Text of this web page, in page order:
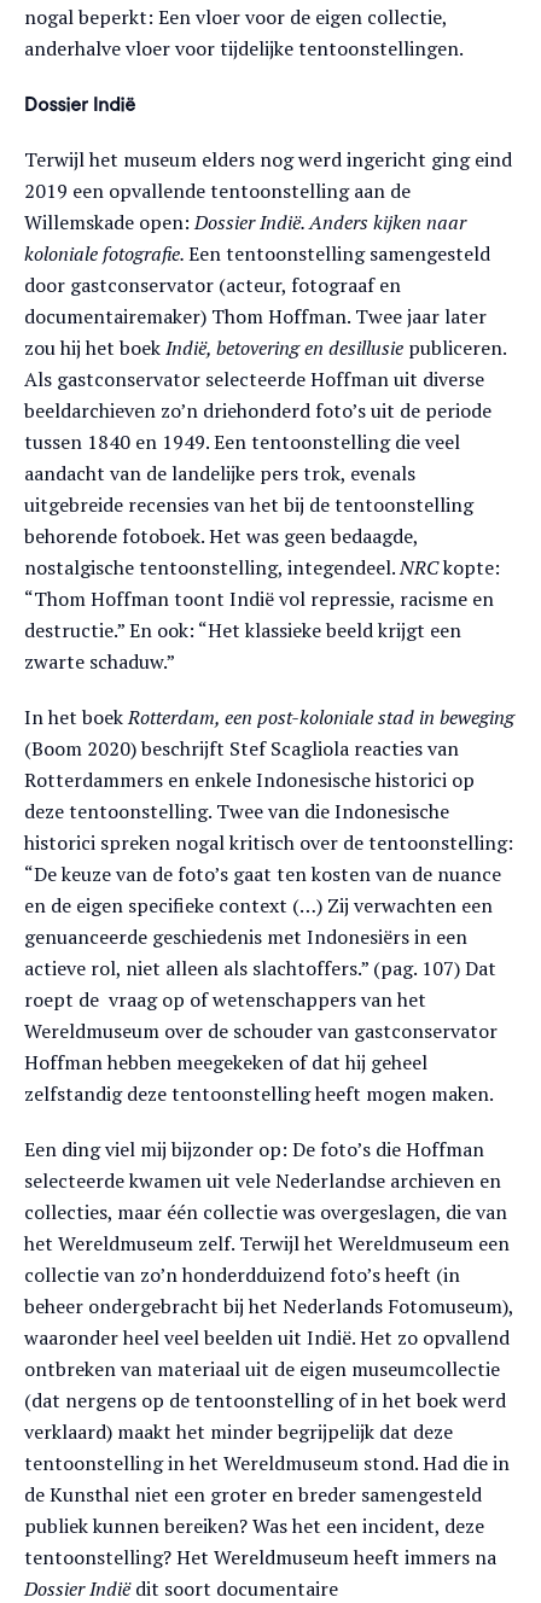
nogal beperkt: Een vloer voor de eigen collectie,
anderhalve vloer voor tijdelijke tentoonstellingen.
Dossier Indië
Terwijl het museum elders nog werd ingericht ging eind
2019 een opvallende tentoonstelling aan de
Willemskade open:Dossier Indië. Anders kijken naar
koloniale fotografie.Een tentoonstelling samengesteld
door gastconservator (acteur, fotograaf en
documentairemaker) Thom Hoffman. Twee jaar later
zou hij het boekIndië, betovering en desillusie publiceren.
Als gastconservator selecteerde Hoffman uit diverse
beeldarchieven zo’n driehonderd foto’s uit de periode
tussen 1840 en 1949. Een tentoonstelling die veel
aandacht van de landelijke pers trok, evenals
uitgebreide recensies van het bij de tentoonstelling
behorende fotoboek. Het was geen bedaagde,
nostalgische tentoonstelling, integendeel.NRCkopte:
“Thom Hoffman toont Indië vol repressie, racisme en
destructie.” En ook: “Het klassieke beeld krijgt een
zwarte schaduw.”
In het boekRotterdam, een post-koloniale stad in beweging
(Boom 2020) beschrijft Stef Scagliola reacties van
Rotterdammers en enkele Indonesische historici op
deze tentoonstelling. Twee van die Indonesische
historici spreken nogal kritisch over de tentoonstelling:
“De keuze van de foto’s gaat ten kosten van de nuance
en de eigen specifieke context (…) Zij verwachten een
genuanceerde geschiedenis met Indonesiërs in een
actieve rol, niet alleen als slachtoffers.” (pag. 107) Dat
roept de vraag op of wetenschappers van het
Wereldmuseum over de schouder van gastconservator
Hoffman hebben meegekeken of dat hij geheel
zelfstandig deze tentoonstelling heeft mogen maken.
Een ding viel mij bijzonder op: De foto’s die Hoffman
selecteerde kwamen uit vele Nederlandse archieven en
collecties, maar één collectie was overgeslagen, die van
het Wereldmuseum zelf. Terwijl het Wereldmuseum een
collectie van zo’n honderdduizend foto’s heeft (in
beheer ondergebracht bij het Nederlands Fotomuseum),
waaronder heel veel beelden uit Indië. Het zo opvallend
ontbreken van materiaal uit de eigen museumcollectie
(dat nergens op de tentoonstelling of in het boek werd
verklaard) maakt het minder begrijpelijk dat deze
tentoonstelling in het Wereldmuseum stond. Had die in
de Kunsthal niet een groter en breder samengesteld
publiek kunnen bereiken? Was het een incident, deze
tentoonstelling? Het Wereldmuseum heeft immers na
Dossier Indiëdit soort documentaire